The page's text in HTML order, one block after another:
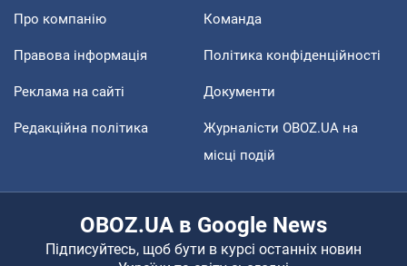
Про компанію Команда
Правова інформація Політика конфіденційності
Реклама на сайті Документи
Редакційна політика
Журналісти OBOZ.UA на
місці подій
OBOZ.UA в Google News
Підписуйтесь, щоб бути в курсі останніх новин